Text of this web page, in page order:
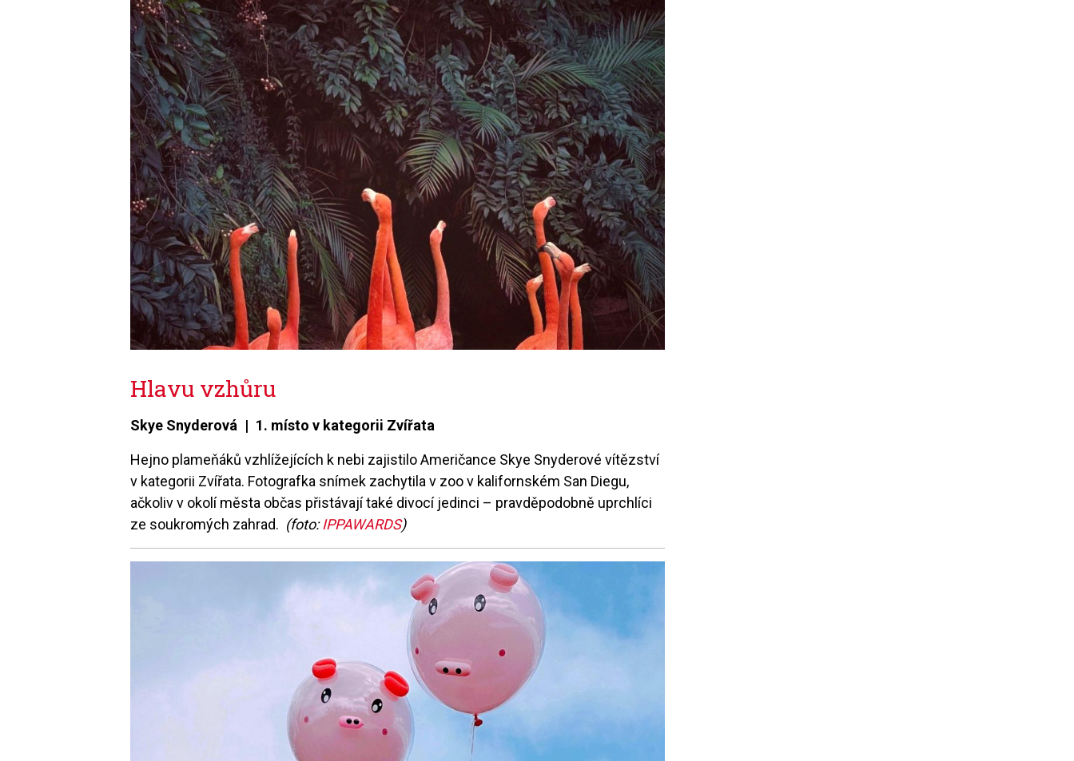
Hlavu vzhůru
Skye Snyderová | 1. místo v kategorii Zvířata
Hejno plameňáků vzhlížejících k nebi zajistilo Američance Skye Snyderové vítězství
v kategorii Zvířata. Fotografka snímek zachytila v zoo v kalifornském San Diegu,
ačkoliv v okolí města občas přistávají také divocí jedinci – pravděpodobně uprchlíci
ze soukromých zahrad. (foto:IPPAWARDS)